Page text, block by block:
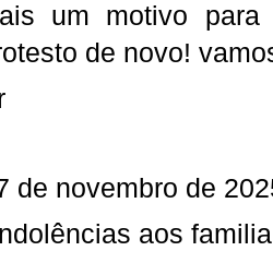
um motivo
de novo!
de novembro de
aos